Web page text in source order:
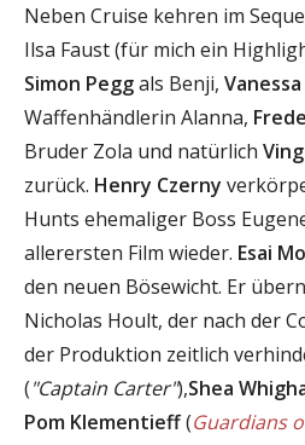
Neben Cruise kehren im
Ilsa Faust (für mich ein
Simon Peggals Benji,
Waffenhändlerin Alanna,
Bruder Zola und natürlich
zurück. Henry Czerny
Hunts ehemaliger Boss
allerersten Film wieder. Esai
den neuen Bösewicht. Er
Nicholas Hoult, der nach der
der Produktion zeitlich
("Captain Carter"),Shea
Pom Klementieff(Guardians